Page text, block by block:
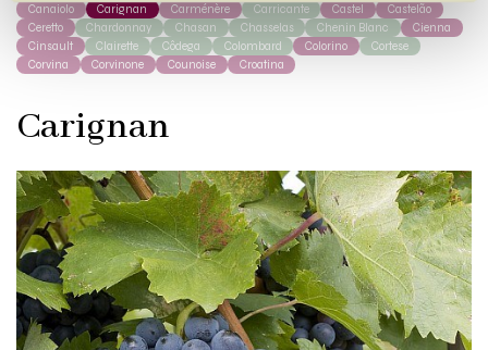
Canaiolo
Carignan Carménère Carricante Castel
Castelão
Ceretto
Chardonnay Chasan Chasselas Chenin Blanc
Cienna
Cinsault
Clairette Côdega Colombard Colorino
Cortese
Corvina
Corvinone Counoise Croatina
Carignan